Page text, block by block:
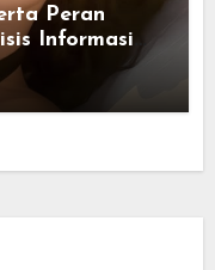
Peran
Informasi